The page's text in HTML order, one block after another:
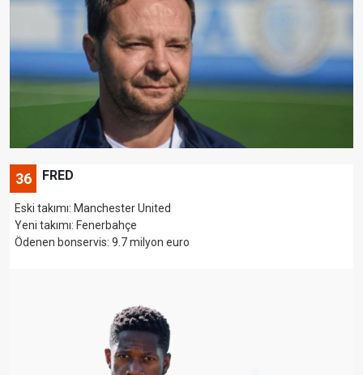
36 FRED
Eski takımı: Manchester United
Yeni takımı: Fenerbahçe
Ödenen bonservis: 9.7 milyon euro